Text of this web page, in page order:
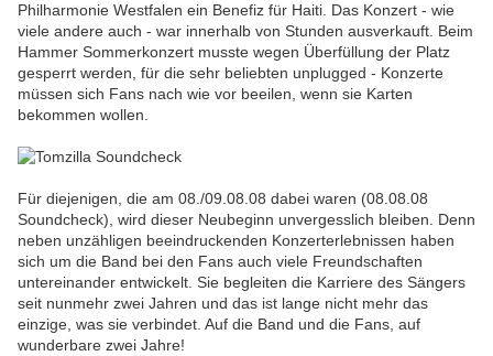
Philharmonie Westfalen ein Benefiz für Haiti. Das Konzert - wie
viele andere auch - war innerhalb von Stunden ausverkauft. Beim
Hammer Sommerkonzert musste wegen Überfüllung der Platz
gesperrt werden, für die sehr beliebten unplugged - Konzerte
müssen sich Fans nach wie vor beeilen, wenn sie Karten
bekommen wollen.
Für diejenigen, die am 08./09.08.08 dabei waren (08.08.08
Soundcheck), wird dieser Neubeginn unvergesslich bleiben. Denn
neben unzähligen beeindruckenden Konzerterlebnissen haben
sich um die Band bei den Fans auch viele Freundschaften
untereinander entwickelt. Sie begleiten die Karriere des Sängers
seit nunmehr zwei Jahren und das ist lange nicht mehr das
einzige, was sie verbindet. Auf die Band und die Fans, auf
wunderbare zwei Jahre!